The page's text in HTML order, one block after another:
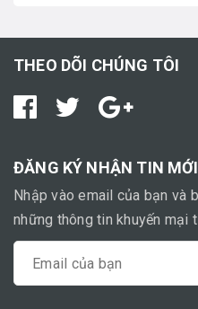
THEO DÕI CHÚNG TÔI
ĐĂNG KÝ NHẬN TIN
Nhập vào email của bạn và
những thông tin khuyến mại